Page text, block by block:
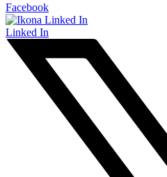
Facebook
Linked In